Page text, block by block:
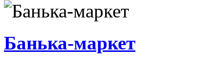
Бань­ка-мар­кет